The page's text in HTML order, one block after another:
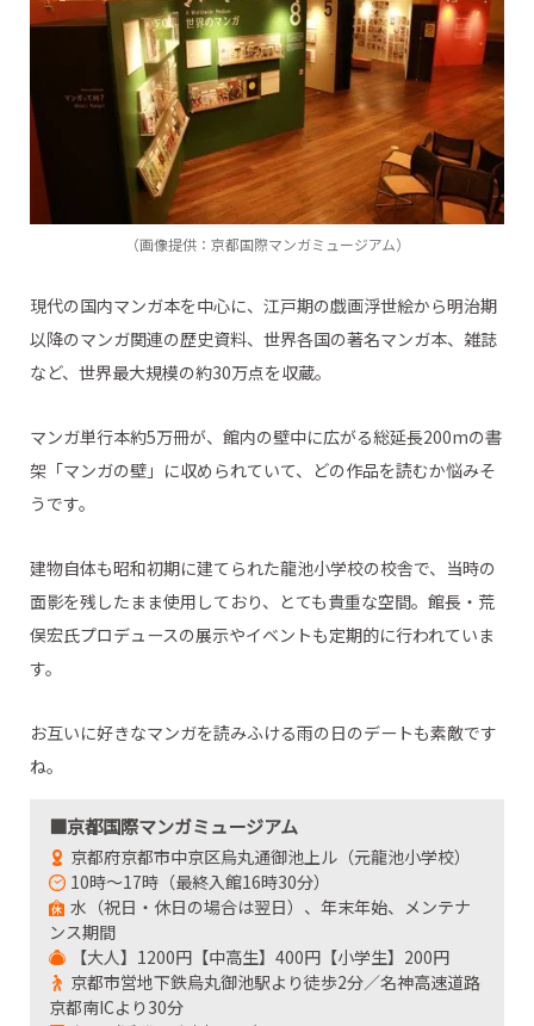
（画像提供：京都国際マンガミュージアム）
現代の国内マンガ本を中心に、江戸期の戯画浮世絵から明治期
以降のマンガ関連の歴史資料、世界各国の著名マンガ本、雑誌
など、世界最大規模の約30万点を収蔵。
マンガ単行本約5万冊が、館内の壁中に広がる総延長200mの書
架「マンガの壁」に収められていて、どの作品を読むか悩みそ
うです。
建物自体も昭和初期に建てられた龍池小学校の校舎で、当時の
面影を残したまま使用しており、とても貴重な空間。館長・荒
俣宏氏プロデュースの展示やイベントも定期的に行われていま
す。
お互いに好きなマンガを読みふける雨の日のデートも素敵です
ね。
■京都国際マンガミュージアム
京都府京都市中京区烏丸通御池上ル（元龍池小学校）
10時～17時（最終入館16時30分）
水（祝日・休日の場合は翌日）、年末年始、メンテナ
ンス期間
【大人】1200円【中高生】400円【小学生】200円
京都市営地下鉄烏丸御池駅より徒歩2分／名神高速道路
京都南ICより30分